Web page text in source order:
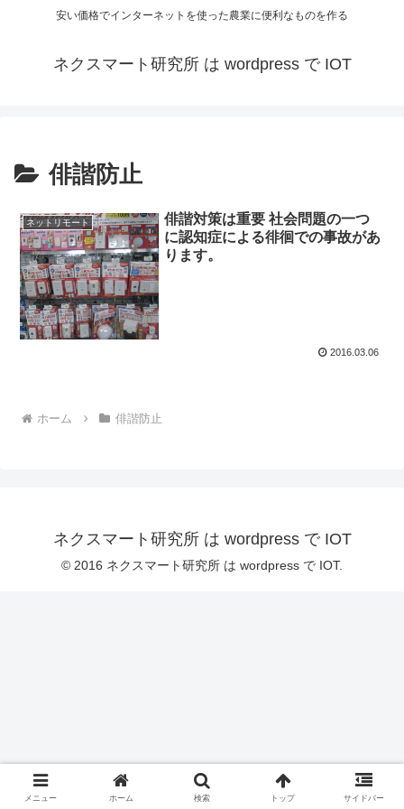
安い価格でインターネットを使った農業に便利なものを作る
ネクスマート研究所 は wordpress で IOT
俳諧防止
ネットリモート
俳諧対策は重要 社会問題の一つ
に認知症による徘徊での事故があ
ります。
2016.03.06
ホーム 俳諧防止
ネクスマート研究所 は wordpress で IOT
© 2016 ネクスマート研究所 は wordpress で IOT.
メニュー ホーム 検索 トップ サイドバー